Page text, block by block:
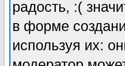
радость, :(
в форме
используя их: